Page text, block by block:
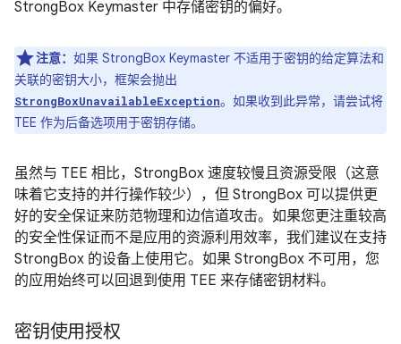
StrongBox Keymaster 中存储密钥的偏好。
注意： 如果 StrongBox Keymaster 不适用于密钥的给定算法和
关联的密钥大小，框架会抛出
StrongBoxUnavailableException。如果收到此异常，请尝试将
TEE 作为后备选项用于密钥存储。
虽然与 TEE 相比，StrongBox 速度较慢且资源受限（这意
味着它支持的并行操作较少），但 StrongBox 可以提供更
好的安全保证来防范物理和边信道攻击。如果您更注重较高
的安全性保证而不是应用的资源利用效率，我们建议在支持
StrongBox 的设备上使用它。如果 StrongBox 不可用，您
的应用始终可以回退到使用 TEE 来存储密钥材料。
密钥使用授权